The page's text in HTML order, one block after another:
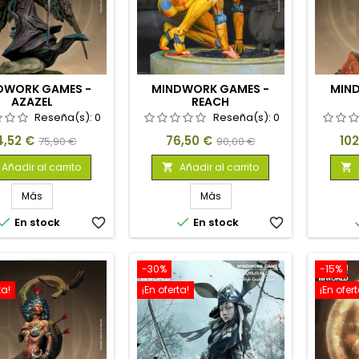
GAMES -
AZAZEL
Reseña(s):0
€ Precio
base
75,90 €
Añadir al carrito
Más
En stock favorite_border
MINDWORK GAMES -
REACH
Reseña(s): 0
Precio
76,50 € Precio
base
90,00 €
 Añadir al carrito
Más
 En stock favorite_border

-30%
¡En oferta!
-15%
¡En